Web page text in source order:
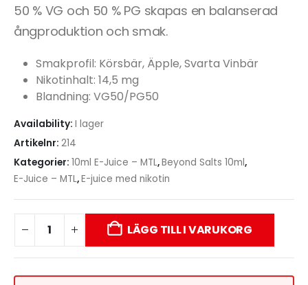
50 % VG och 50 % PG skapas en balanserad
ångproduktion och smak.
Smakprofil: Körsbär, Äpple, Svarta Vinbär
Nikotinhalt: 14,5 mg
Blandning: VG50/PG50
Availability: I lager
Artikelnr: 214
Kategorier: 10ml E-Juice – MTL,Beyond Salts 10ml,
E-Juice – MTL,E-juice med nikotin
LÄGG TILL I VARUKORG